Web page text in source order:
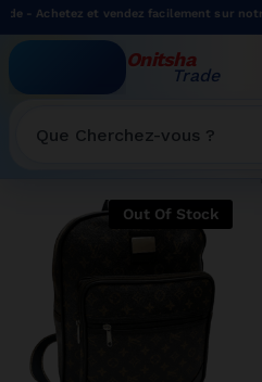
et vendez facilement sur notre
Onitsha
Trade
Recherche
WELCOME TO
Out Of Stock